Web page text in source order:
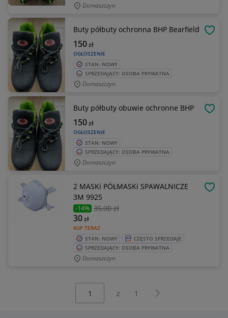
Domaszczyn
Buty półbuty ochronna BHP Bearfield
OGŁOSZENIE
150zł
STAN: NOWY
SPRZEDAJĄCY: OSOBA PRYWATNA
Domaszczyn
Buty półbuty obuwie ochronne BHP
OGŁOSZENIE
150zł
STAN: NOWY
SPRZEDAJĄCY: OSOBA PRYWATNA
Domaszczyn
2 MASKi PÓŁMASKi SPAWALNICZE
3M 9925
-14% 35,00 zł
KUP TERAZ
30zł
STAN: NOWY
CZĘSTO SPRZEDAJE
SPRZEDAJĄCY: OSOBA PRYWATNA
Domaszczyn
z 1 Następna strona